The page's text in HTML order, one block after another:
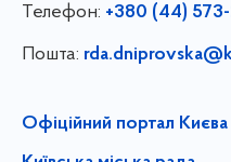
Телефон: +380 (44)
Пошта:
Офіційний портал Києва